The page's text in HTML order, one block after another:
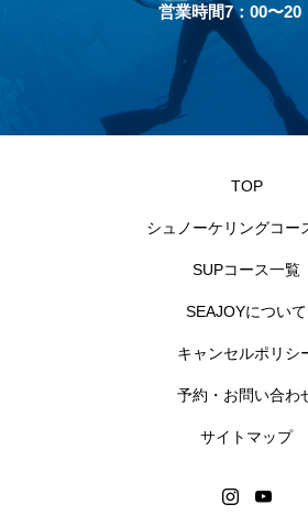
営業時間7：00〜20
TOP
シュノーケリングコー
SUPコース一覧
SEAJOYについて
キャンセルポリシ
予約・お問い合わ
サイトマップ